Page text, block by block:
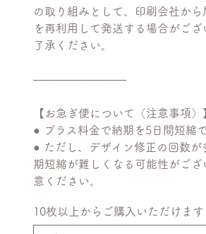
の取り組みとして、印刷会社から
を再利用して発送する場合がご
了承ください。
────────────
【お急ぎ便について（注意事項）
● プラス料金で納期を5日間短縮
● ただし、デザイン修正の回数が
期短縮が難しくなる可能性がござ
意ください。
10枚以上からご購入いただけます